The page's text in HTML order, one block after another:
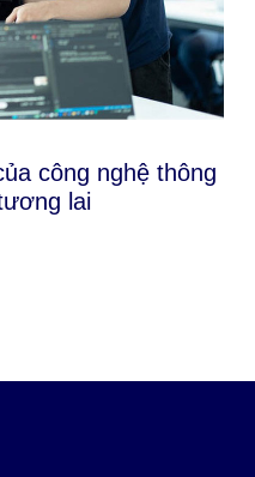
công nghệ thông
lai